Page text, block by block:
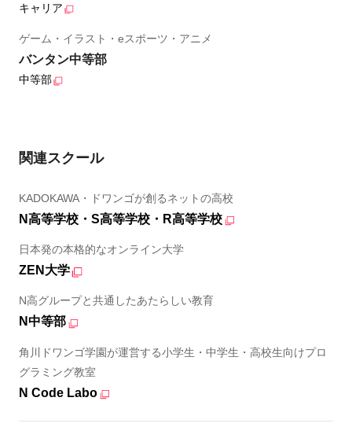
キャリア
ゲーム・イラスト・eスポーツ・アニメ
バンタン中等部
中等部
関連スクール
KADOKAWA・ドワンゴが創るネットの高校
N高等学校・S高等学校・R高等学校
日本発の本格的なオンライン大学
ZEN大学
N高グループと共通したあたらしい教育
N中等部
角川ドワンゴ学園が運営する小学生・中学生・高校生向けプロ
グラミング教室
N Code Labo